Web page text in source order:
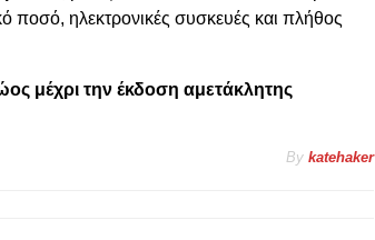
ποσό, ηλεκτρονικές συσκευές και πλήθος
μέχρι την έκδοση αμετάκλητης
By katehaker